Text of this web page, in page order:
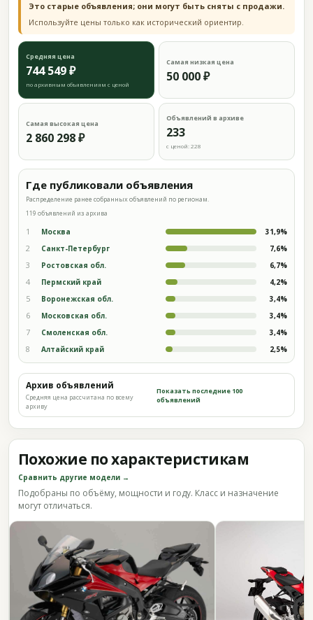
Это старые объявления; они могут быть сняты с продажи.
Используйте цены только как исторический ориентир.
Средняя цена
744 549 ₽
по архивным объявлениям с ценой
Самая низкая цена
50 000 ₽
Самая высокая цена
2 860 298 ₽
Объявлений в архиве
233
с ценой: 228
Где публиковали объявления
Распределение ранее собранных объявлений по регионам.
119 объявлений из архива
1 Москва 31,9%
2 Санкт-Петербург 7,6%
3 Ростовская обл. 6,7%
4 Пермский край 4,2%
5 Воронежская обл. 3,4%
6 Московская обл. 3,4%
7 Смоленская обл. 3,4%
8 Алтайский край 2,5%
Архив объявлений
Средняя цена рассчитана по всему
архиву
Показать последние 100
объявлений
Похожие по характеристикам
Сравнить другие модели →
Подобраны по объёму, мощности и году. Класс и назначение
могут отличаться.